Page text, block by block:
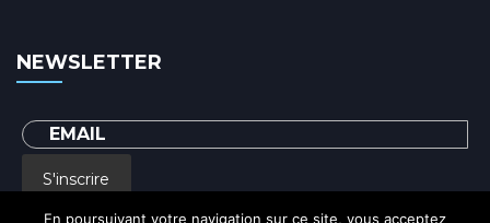
NEWSLETTER
S'inscrire
En poursuivant votre navigation sur ce site, vous acceptez